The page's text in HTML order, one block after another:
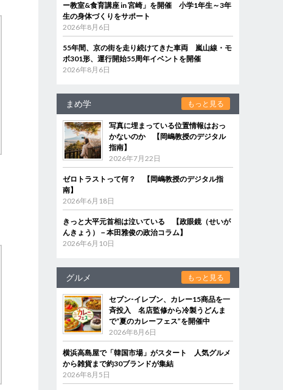
ー教室&食育講座 in 宮崎」を開催 小学1年生～3年
生の身体づくりをサポート
2026年8月6日
55年間、京の街を走り続けてきた車両 嵐山線・モ
ボ301形、運行開始55周年イベントを開催
2026年8月6日
まめ学 もっと見る
写真に埋まっている位置情報はおっ
かないのか 【岡嶋教授のデジタル
指南】
2026年7月22日
ゼロトラストって何？ 【岡嶋教授のデジタル指
南】
2026年6月18日
きっと大平元首相は泣いている 【政眼鏡（せいが
んきょう）－本田雅俊の政治コラム】
2026年6月10日
グルメ もっと見る
セブン‐イレブン、カレー15商品を一
斉投入 名店監修から冷製うどんま
で“夏のカレーフェス”を開催中
2026年8月6日
横浜高島屋で「韓国市場」がスタート 人気グルメ
から雑貨まで約30ブランドが集結
2026年8月5日